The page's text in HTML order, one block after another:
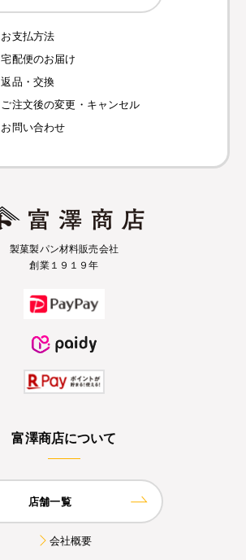
お支払方法
宅配便のお届け
返品・交換
ご注文後の変更・キャンセル
お問い合わせ
製菓製パン材料販売会社
創業１９１９年
富澤商店について
店舗一覧
会社概要